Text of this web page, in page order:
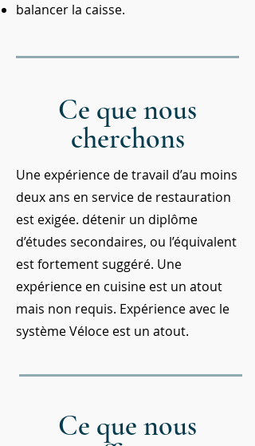
balancer la caisse.
Ce que nous
cherchons
Une expérience de travail d’au moins
deux ans en service de restauration
est exigée. détenir un diplôme
d’études secondaires, ou l’équivalent
est fortement suggéré. Une
expérience en cuisine est un atout
mais non requis. Expérience avec le
système Véloce est un atout.
Ce que nous